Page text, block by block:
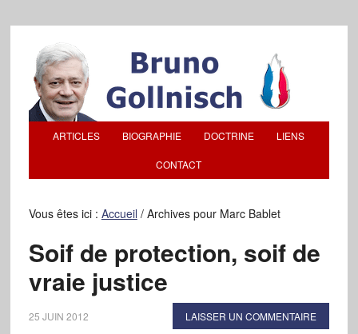
ARTICLES BIOGRAPHIE DOCTRINE LIENS
CONTACT
Vous êtes ici : Accueil /Archives pour Marc Bablet
Soif de protection, soif de
vraie justice
25 JUIN 2012 LAISSER UN COMMENTAIRE